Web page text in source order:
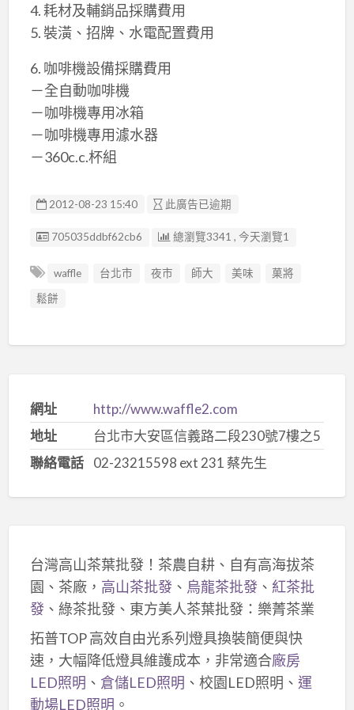
4. 耗材及輔銷品採購費用
5. 裝潢、招牌、水電配置費用
6. 咖啡機設備採購費用
－全自動咖啡機
－咖啡機專用冰箱
－咖啡機專用澽水器
－360c.c.杯組
2012-08-23 15:40 此廣告已逾期
廣告编號
705035ddbf62cb6 總瀏覽3341 , 今天瀏覽1
waffle 台北市 夜市 師大 美味
菓將
鬆餅
網址
http://www.waffle2.com
地址
台北市大安區信義路二段230號7樓之5
聯絡電話
02-23215598 ext 231 蔡先生
台灣高山茶葉批發！茶農自耕、自有高海拔茶
園、茶廠， 高山茶批發、 烏龍茶批發、 紅茶批
發、綠茶批發、東方美人茶葉批發：樂菁茶業
拓普TOP 高效自由光系列燈具換裝簡便與快
速，大幅降低燈具維護成本，非常適合廠房
LED照明 、 倉儲LED照明 、校園LED照明、 運
動場LED照明 。